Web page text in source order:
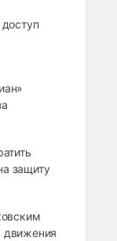
защиту
движения